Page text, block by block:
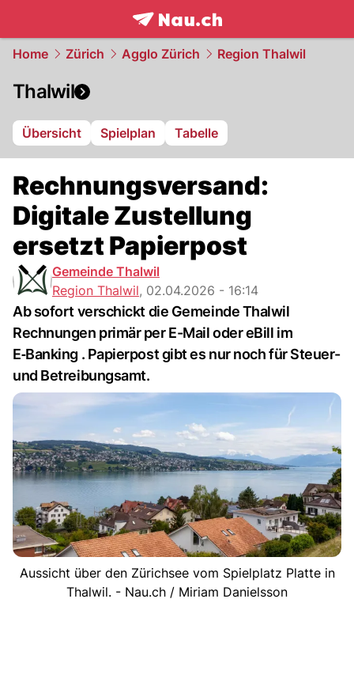
frontpage.NAU.ch
Home Zürich Agglo Zürich Region Thalwil
Thalwil
Übersicht Spielplan Tabelle
Rechnungsversand:
Digitale Zustellung
ersetzt Papierpost
Gemeinde Thalwil
Region Thalwil, 02.04.2026 - 16:14
Ab sofort verschickt die Gemeinde Thalwil
Rechnungen primär per E-Mail oder eBill im
E‑Banking . Papierpost gibt es nur noch für Steuer-
und Betreibungsamt.
Aussicht über den Zürichsee vom Spielplatz Platte in
Thalwil. - Nau.ch / Miriam Danielsson